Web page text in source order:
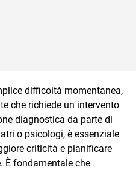
difficoltà momentanea,
che richiede un intervento
diagnostica da parte di
o psicologi, è essenziale
criticità e pianificare
È fondamentale che